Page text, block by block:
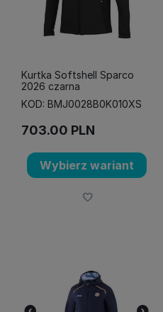
Kurtka Softshell Sparco
2026 czarna
KOD: BMJ0028B0K010XS
703.00 PLN
Wybierz wariant